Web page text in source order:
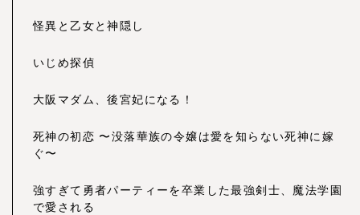
怪異と乙女と神隠し
いじめ探偵
大阪マダム、後宮妃になる！
死神の初恋 〜没落華族の令嬢は愛を知らない死神に嫁
ぐ〜
強すぎて勇者パーティーを卒業した最強剣士、魔法学園
で愛される